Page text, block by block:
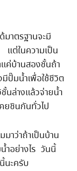
มาตรฐานจะมี
แต่ในความเป็น
ค่บ้านสองชั้นถ้า
มีปั๊มน้ำเพื่อใช้ชีวิต
นล่างแล้วจ่ายน้ำ
ยชินกันทั่วไป
าว่าถ้าเป็นบ้าน
ำอย่างไร วันนี้
นะครับ